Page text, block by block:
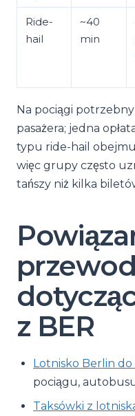
Ride-
hail
~40
min
Na pociągi
pasażera; jedna
typu ride-hail
więc grupy często
tańszy niż kilka
z BER
Lotnisko Berlin
pociągu,
Taksówki z